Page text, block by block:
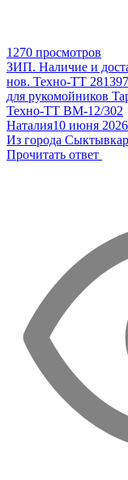
1270 просмотров
ЗИП. Наличие и
нов. Техно-ТТ 281397
для рукомойников
Техно-ТТ ВМ-12/302
Наталия10 июня
Из города Сыктывкар
Прочитать ответ